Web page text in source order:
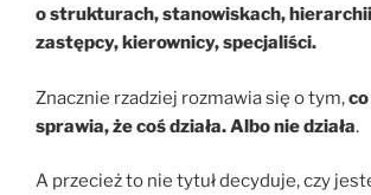
o strukturach, stanowiskach,
zastępcy, kierownicy, specjaliści.
Znacznie rzadziej rozmawia się o tym,
sprawia, że coś działa. Albo nie działa.
A przecież to nie tytuł decyduje, czy